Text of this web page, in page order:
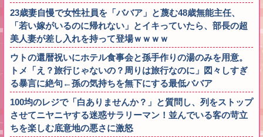
23歳妻自慢で女性社員を「ババア」と蔑む48歳無能主任、
「若い嫁がいるのに帰れない」とイキっていたら、部長の超
美人妻が差し入れを持って登場ｗｗｗｗ
ウトの還暦祝いにホテル食事会と孫手作りの湯のみを用意。
トメ「え？旅行じゃないの？周りは旅行なのに」図々しすぎ
る暴言に絶句←孫の気持ちを無下にする最低ババア
100均のレジで「白ありませんか？」と質問し、列をストップ
させてニヤニヤする迷惑サラリーマン！並んでいる客の苛立
ちを楽しむ底意地の悪さに激怒